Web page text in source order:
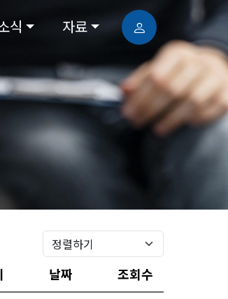
식 자료
날짜 조회수